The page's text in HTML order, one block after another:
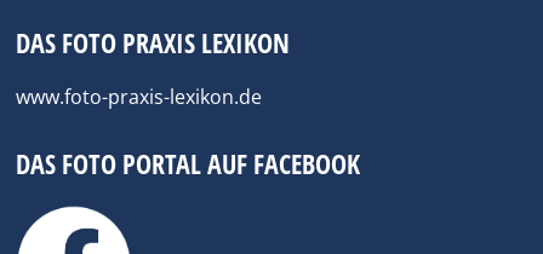
DAS FOTO PRAXIS LEXIKON
www.foto-praxis-lexikon.de
DAS FOTO PORTAL AUF FACEBOOK